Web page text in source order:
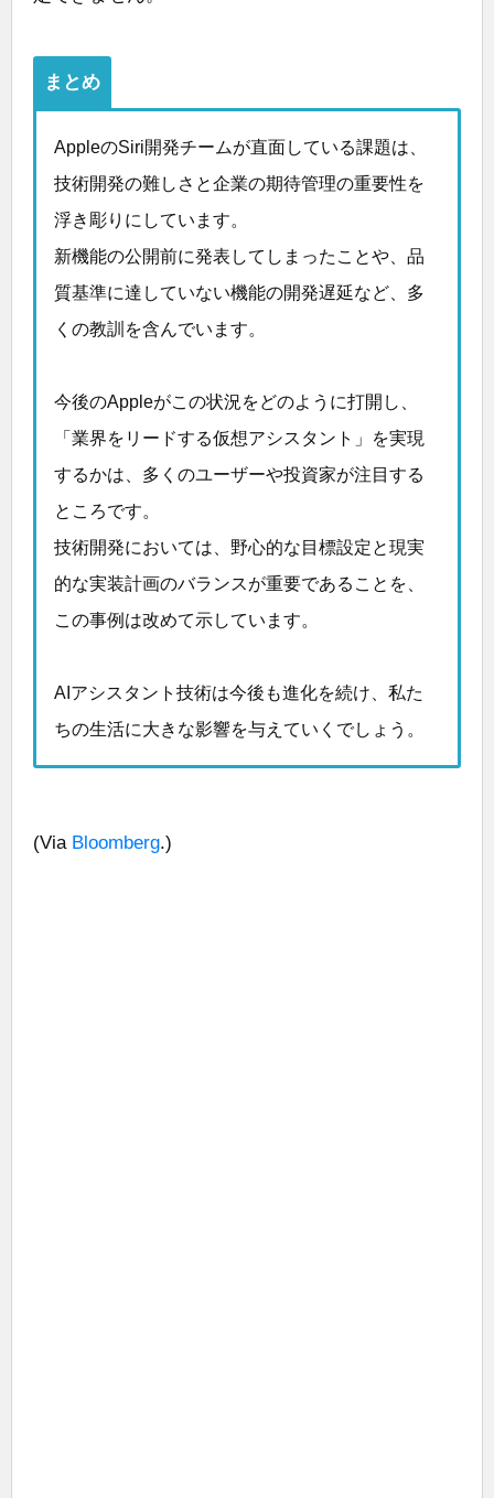
まとめ
AppleのSiri開発チームが直面している課題は、
技術開発の難しさと企業の期待管理の重要性を
浮き彫りにしています。
新機能の公開前に発表してしまったことや、品
質基準に達していない機能の開発遅延など、多
くの教訓を含んでいます。
今後のAppleがこの状況をどのように打開し、
「業界をリードする仮想アシスタント」を実現
するかは、多くのユーザーや投資家が注目する
ところです。
技術開発においては、野心的な目標設定と現実
的な実装計画のバランスが重要であることを、
この事例は改めて示しています。
AIアシスタント技術は今後も進化を続け、私た
ちの生活に大きな影響を与えていくでしょう。
(Via Bloomberg.)